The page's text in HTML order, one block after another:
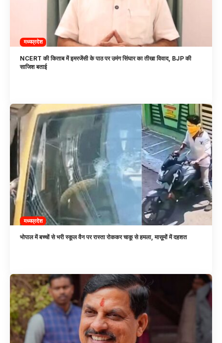
मध्यप्रदेश
NCERT की किताब में इमरजेंसी के पाठ पर उमंग सिंघार का तीखा विवाद, BJP की
साजिश बताई
मध्यप्रदेश
भोपाल में बच्चों से भरी स्कूल वैन पर रास्ता रोककर चाकू से हमला, मासूमों में दहशत